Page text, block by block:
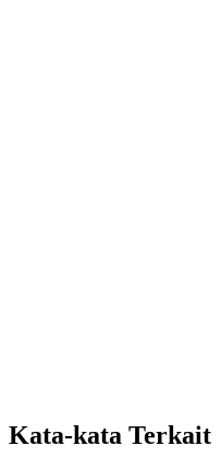
Kata-kata Terkait